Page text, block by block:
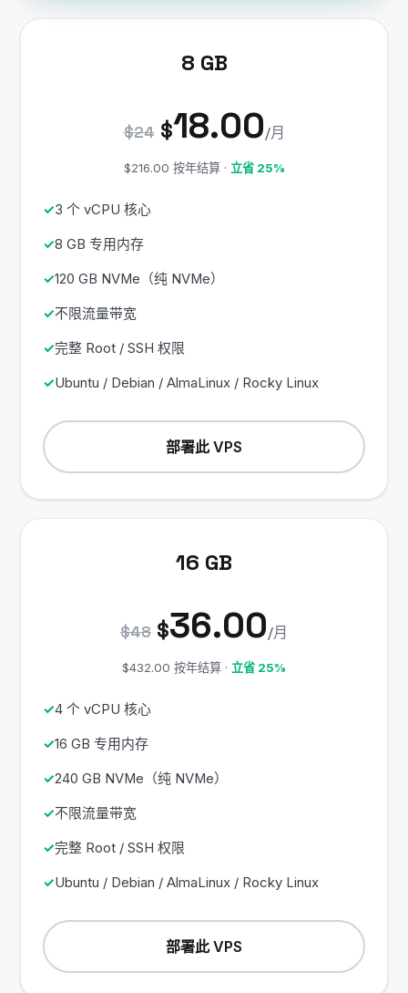
8 GB
$24 $18.00/月
$216.00 按年结算 · 立省 25%
3 个 vCPU 核心
8 GB 专用内存
120 GB NVMe（纯 NVMe）
不限流量带宽
完整 Root / SSH 权限
Ubuntu / Debian / AlmaLinux / Rocky Linux
部署此 VPS
16 GB
$48 $36.00/月
$432.00 按年结算 · 立省 25%
4 个 vCPU 核心
16 GB 专用内存
240 GB NVMe（纯 NVMe）
不限流量带宽
完整 Root / SSH 权限
Ubuntu / Debian / AlmaLinux / Rocky Linux
部署此 VPS